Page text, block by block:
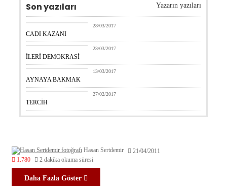
Son yazıları Yazarın yazıları
28/03/2017
CADI KAZANI
Hasan Sertdemir
23/03/2017
İLERİ DEMOKRASİ
Hasan Sertdemir
13/03/2017
AYNAYA BAKMAK
Hasan Sertdemir
27/02/2017
TERCİH
Hasan Sertdemir
21/04/2011
1.780
2 dakika okuma süresi
Daha Fazla Göster